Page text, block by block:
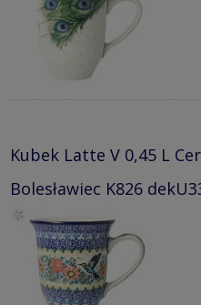
Kubek Latte V 0,45 L
Bolesławiec K826